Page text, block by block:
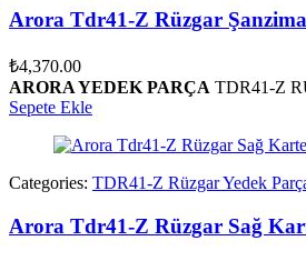
Arora Tdr41-Z Rüzgar
₺4,370.00
ARORA YEDEK PARÇA TDR41-Z
Sepete Ekle
Categories: TDR41-Z Rüzgar Yedek
Arora Tdr41-Z Rüzgar Sağ